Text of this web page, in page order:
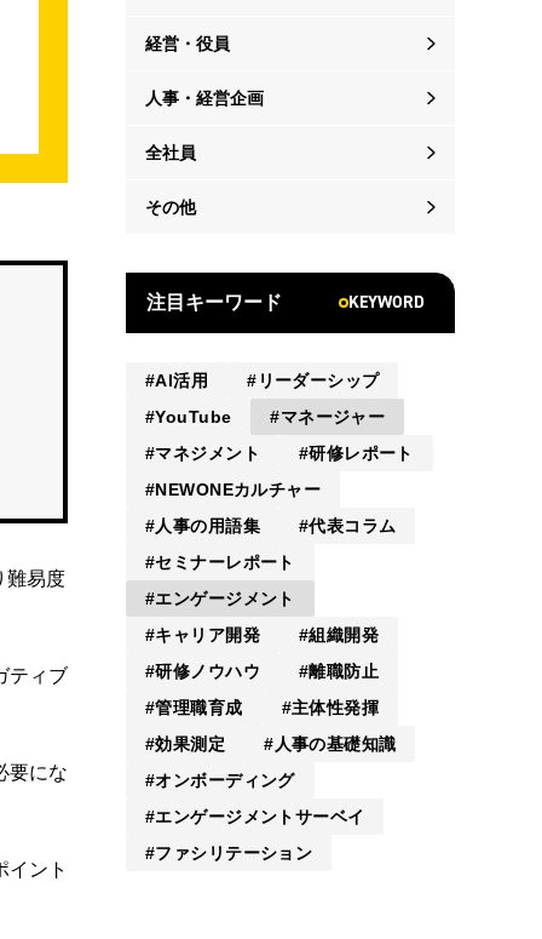
難易度
ティブ
要にな
イント
経営・役員
人事・経営企画
全社員
その他
注目キーワード KEYWORD
AI活用
リーダーシップ
YouTube
マネージャー
マネジメント
研修レポート
NEWONEカルチャー
人事の用語集
代表コラム
セミナーレポート
エンゲージメント
キャリア開発
組織開発
研修ノウハウ
離職防止
管理職育成
主体性発揮
効果測定
人事の基礎知識
オンボーディング
エンゲージメントサーベイ
ファシリテーション